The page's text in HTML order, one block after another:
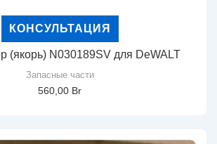
КОНСУЛЬТАЦИЯ
(якорь) N030189SV для DeWALT
Запасные части
560,00 Br